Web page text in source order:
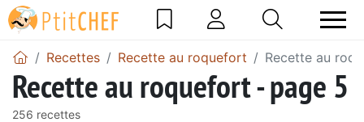
Recettes Recette au roquefort Recette au
Recette au roquefort - page 5
256 recettes